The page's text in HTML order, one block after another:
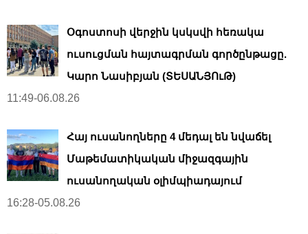
Օգոստոսի վերջին կսկսվի հեռակա
ուսուցման հայտագրման գործընթացը.
Կարո Նասիբյան (ՏԵՍԱՆՅՈւԹ)
11:49-06.08.26
Հայ ուսանողները 4 մեդալ են նվաճել
Մաթեմատիկական միջազգային
ուսանողական օլիմպիադայում
16:28-05.08.26